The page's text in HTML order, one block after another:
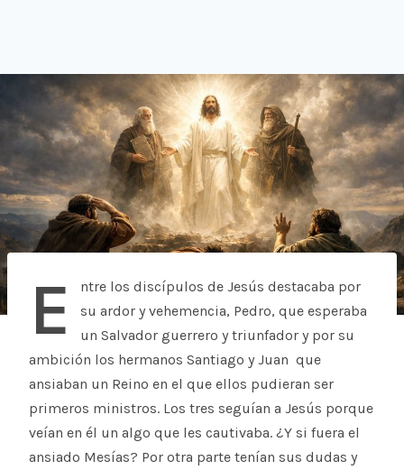
E
ntre los discípulos de Jesús destacaba por
su ardor y vehemencia, Pedro, que esperaba
un Salvador guerrero y triunfador y por su
ambición los hermanos Santiago y Juan que
ansiaban un Reino en el que ellos pudieran ser
primeros ministros. Los tres seguían a Jesús porque
veían en él un algo que les cautivaba. ¿Y si fuera el
ansiado Mesías? Por otra parte tenían sus dudas y